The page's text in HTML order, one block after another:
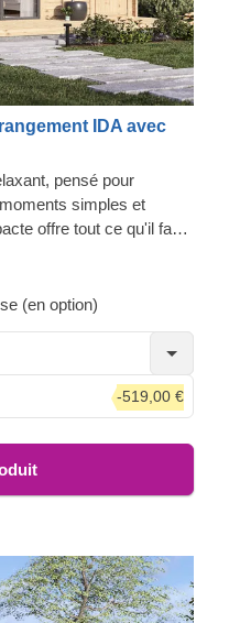
IDA avec
pensé pour
simples et
offre tout ce qu'il faut :
lumineux pour se
encore plus de
en bois élégant,
(en option)
-519,00 €